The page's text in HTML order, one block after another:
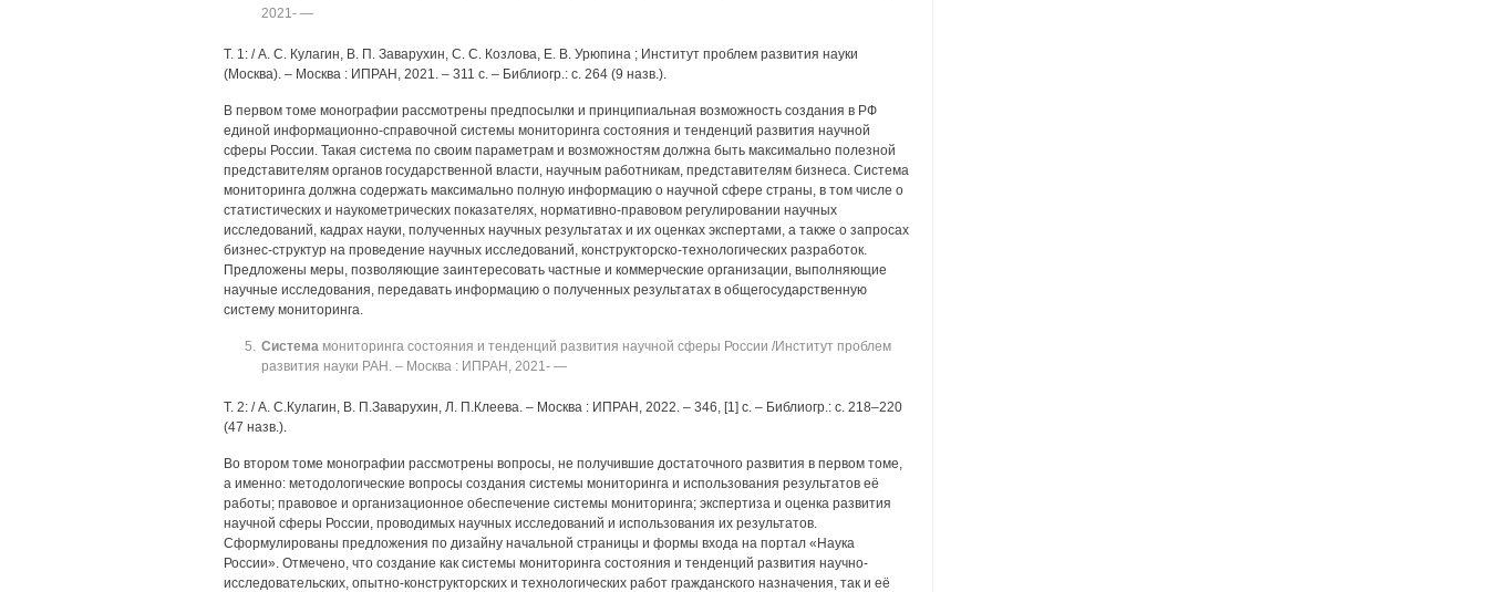
2021- —
Т. 1: / А. С. Кулагин, В. П. Заварухин, С. С. Козлова, Е. В. Урюпина ; Институт проблем развития науки
(Москва). ‒ Москва : ИПРАН, 2021. ‒ 311 с. ‒ Библиогр.: с. 264 (9 назв.).
В первом томе монографии рассмотрены предпосылки и принципиальная возможность создания в РФ
единой информационно-справочной системы мониторинга состояния и тенденций развития научной
сферы России. Такая система по своим параметрам и возможностям должна быть максимально полезной
представителям органов государственной власти, научным работникам, представителям бизнеса. Система
мониторинга должна содержать максимально полную информацию о научной сфере страны, в том числе о
статистических и наукометрических показателях, нормативно-правовом регулировании научных
исследований, кадрах науки, полученных научных результатах и их оценках экспертами, а также о запросах
бизнес-структур на проведение научных исследований, конструкторско-технологических разработок.
Предложены меры, позволяющие заинтересовать частные и коммерческие организации, выполняющие
научные исследования, передавать информацию о полученных результатах в общегосударственную
систему мониторинга.
Система мониторинга состояния и тенденций развития научной сферы России /Институт проблем
развития науки РАН. ‒ Москва : ИПРАН, 2021- —
Т. 2: / А. С.Кулагин, В. П.Заварухин, Л. П.Клеева. ‒ Москва : ИПРАН, 2022. ‒ 346, [1] с. ‒ Библиогр.: с. 218‒220
(47 назв.).
Во втором томе монографии рассмотрены вопросы, не получившие достаточного развития в первом томе,
а именно: методологические вопросы создания системы мониторинга и использования результатов её
работы; правовое и организационное обеспечение системы мониторинга; экспертиза и оценка развития
научной сферы России, проводимых научных исследований и использования их результатов.
Сформулированы предложения по дизайну начальной страницы и формы входа на портал «Наука
России». Отмечено, что создание как системы мониторинга состояния и тенденций развития научно-
исследовательских, опытно-конструкторских и технологических работ гражданского назначения, так и её